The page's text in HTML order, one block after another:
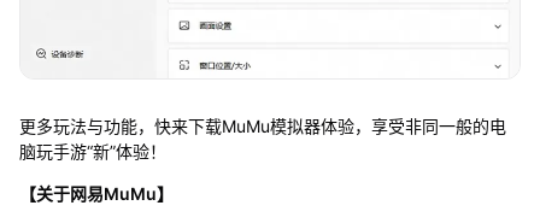
更多玩法与功能，快来下载MuMu模拟器体验，享受非同一般的电
脑玩手游“新”体验！
【关于网易MuMu】